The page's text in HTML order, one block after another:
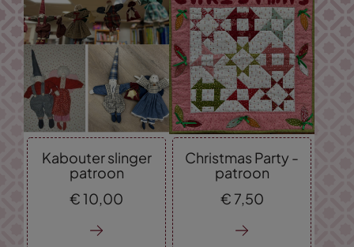
Kabouter slinger
patroon
€10,00
Christmas Party -
patroon
€ 7,50